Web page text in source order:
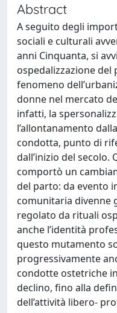
Abstract
A seguito degli
sociali e culturali
anni Cinquanta, si
ospedalizzazione
fenomeno
donne nel mercato
infatti, la
l’allontanamento
condotta, punto di
dall’inizio del
comportò un
del parto: da evento
comunitaria divenne
regolato da rituali
anche l’identità
questo mutamento
progressivamente
condotte ostetriche
declino, fino alla
dell’attività libero-